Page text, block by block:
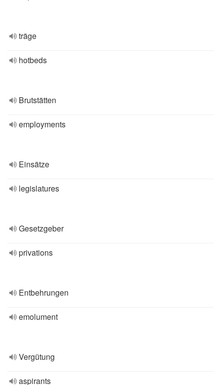
träge
hotbeds
Brutstätten
employments
Einsätze
legislatures
Gesetzgeber
privations
Entbehrungen
emolument
Vergütung
aspirants